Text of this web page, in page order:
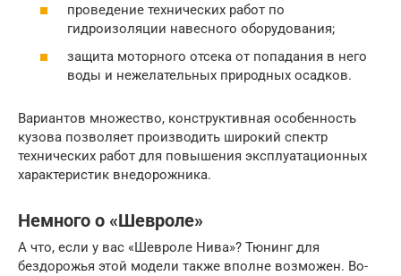
проведение технических работ по
гидроизоляции навесного оборудования;
защита моторного отсека от попадания в него
воды и нежелательных природных осадков.
Вариантов множество, конструктивная особенность
кузова позволяет производить широкий спектр
технических работ для повышения эксплуатационных
характеристик внедорожника.
Немного о «Шевроле»
А что, если у вас «Шевроле Нива»? Тюнинг для
бездорожья этой модели также вполне возможен. Во-